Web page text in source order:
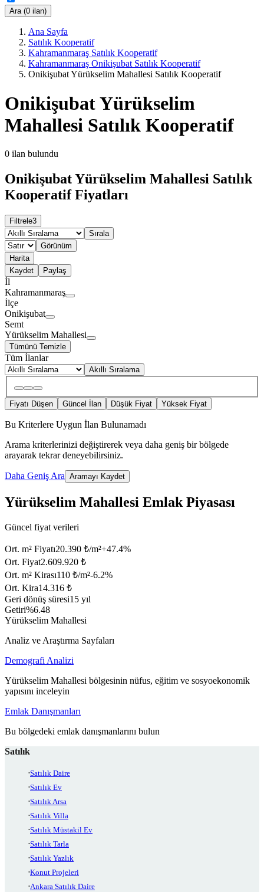
Ara (0 ilan)
Ana Sayfa
Satılık Kooperatif
Kahramanmaraş Satılık Kooperatif
Kahramanmaraş Onikişubat Satılık Kooperatif
Onikişubat Yürükselim Mahallesi Satılık Kooperatif
Onikişubat Yürükselim
Mahallesi Satılık Kooperatif
0 ilan bulundu
Onikişubat Yürükselim Mahallesi Satılık
Kooperatif Fiyatları
Filtrele3
Sırala
Görünüm
Harita
Kaydet
Paylaş
İl
Kahramanmaraş
İlçe
Onikişubat
Semt
Yürükselim Mahallesi
Tümünü Temizle
Tüm İlanlar
Akıllı Sıralama
Fiyatı Düşen Güncel İlan Düşük Fiyat Yüksek Fiyat
Bu Kriterlere Uygun İlan Bulunamadı
Arama kriterlerinizi değiştirerek veya daha geniş bir bölgede
arayarak tekrar deneyebilirsiniz.
Daha Geniş Ara Aramayı Kaydet
Yürükselim Mahallesi Emlak Piyasası
Güncel fiyat verileri
Ort. m² Fiyatı20.390 ₺/m²+47.4%
Ort. Fiyat2.609.920 ₺
Ort. m² Kirası110 ₺/m²-6.2%
Ort. Kira14.316 ₺
Geri dönüş süresi15 yıl
Getiri%6.48
Yürükselim Mahallesi
Analiz ve Araştırma Sayfaları
Demografi Analizi
Yürükselim Mahallesi bölgesinin nüfus, eğitim ve sosyoekonomik
yapısını inceleyin
Emlak Danışmanları
Bu bölgedeki emlak danışmanlarını bulun
Satılık
Satılık Daire
Satılık Ev
Satılık Arsa
Satılık Villa
Satılık Müstakil Ev
Satılık Tarla
Satılık Yazlık
Konut Projeleri
Ankara Satılık Daire